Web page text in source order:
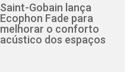
Saint-Gobain lança
Ecophon Fade para
melhorar o conforto
acústico dos espaços